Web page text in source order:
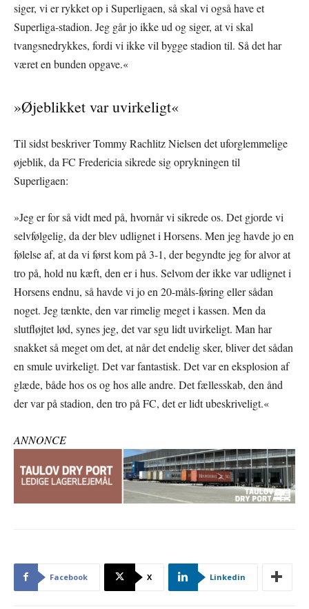
siger, vi er rykket op i Superligaen, så skal vi også have et
Superliga-stadion. Jeg går jo ikke ud og siger, at vi skal
tvangsnedrykkes, fordi vi ikke vil bygge stadion til. Så det har
været en bunden opgave.«
»Øjeblikket var uvirkeligt«
Til sidst beskriver Tommy Rachlitz Nielsen det uforglemmelige
øjeblik, da FC Fredericia sikrede sig oprykningen til
Superligaen:
»Jeg er for så vidt med på, hvornår vi sikrede os. Det gjorde vi
selvfølgelig, da der blev udlignet i Horsens. Men jeg havde jo en
følelse af, at da vi først kom på 3-1, der begyndte jeg for alvor at
tro på, hold nu kæft, den er i hus. Selvom der ikke var udlignet i
Horsens endnu, så havde vi jo en 20-måls-føring eller sådan
noget. Jeg tænkte, den var rimelig meget i kassen. Men da
slutfløjtet lød, synes jeg, det var sgu lidt uvirkeligt. Man har
snakket så meget om det, at når det endelig sker, bliver det sådan
en smule uvirkeligt. Det var fantastisk. Det var en eksplosion af
glæde, både hos os og hos alle andre. Det fællesskab, den ånd
der var på stadion, den tro på FC, det er lidt ubeskriveligt.«
ANNONCE
Facebook X Linkedin